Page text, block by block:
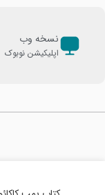
نسخه وب
اپلیکیشن نوبوک